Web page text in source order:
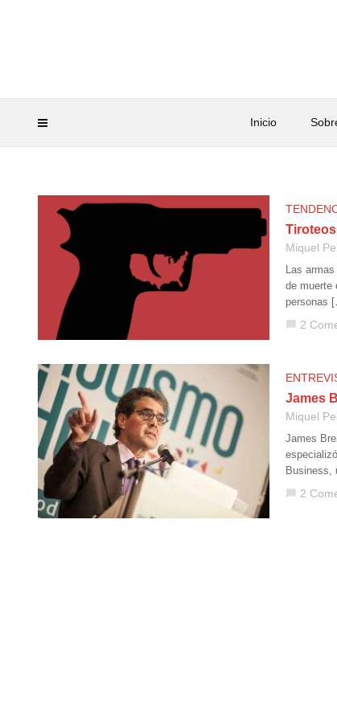
Inicio
Miquel
Las
de muerte
personas
chat_bubble 2
James
Miquel
James
Business,
chat_bubble 2